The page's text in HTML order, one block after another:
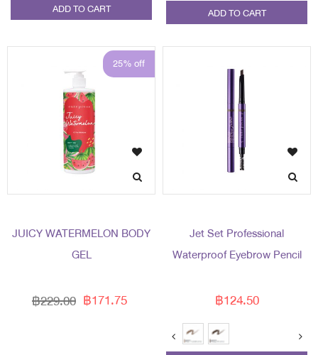
ADD TO CART ADD TO CART
25% off
JUICY WATERMELON BODY
GEL
฿171.75
฿229.00
Jet Set Professional
Waterproof Eyebrow Pencil
฿124.50